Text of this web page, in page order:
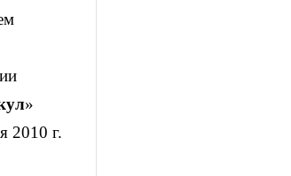
»
2010 г.